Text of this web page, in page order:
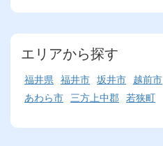
エリアから探す
福井県 福井市 坂井市 越前市
あわら市 三方上中郡 若狭町